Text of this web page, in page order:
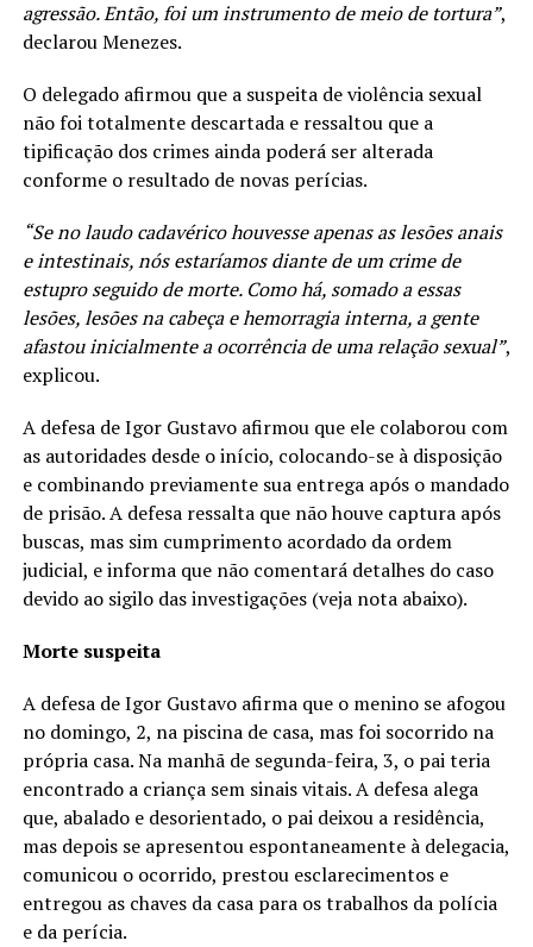
agressão. Então, foi um instrumento de meio de tortura”,
declarou Menezes.
O delegado afirmou que a suspeita de violência sexual
não foi totalmente descartada e ressaltou que a
tipificação dos crimes ainda poderá ser alterada
conforme o resultado de novas perícias.
“Se no laudo cadavérico houvesse apenas as lesões anais
e intestinais, nós estaríamos diante de um crime de
estupro seguido de morte. Como há, somado a essas
lesões, lesões na cabeça e hemorragia interna, a gente
afastou inicialmente a ocorrência de uma relação sexual”,
explicou.
A defesa de Igor Gustavo afirmou que ele colaborou com
as autoridades desde o início, colocando-se à disposição
e combinando previamente sua entrega após o mandado
de prisão. A defesa ressalta que não houve captura após
buscas, mas sim cumprimento acordado da ordem
judicial, e informa que não comentará detalhes do caso
devido ao sigilo das investigações (veja nota abaixo).
Morte suspeita
A defesa de Igor Gustavo afirma que o menino se afogou
no domingo, 2, na piscina de casa, mas foi socorrido na
própria casa. Na manhã de segunda-feira, 3, o pai teria
encontrado a criança sem sinais vitais. A defesa alega
que, abalado e desorientado, o pai deixou a residência,
mas depois se apresentou espontaneamente à delegacia,
comunicou o ocorrido, prestou esclarecimentos e
entregou as chaves da casa para os trabalhos da polícia
e da perícia.